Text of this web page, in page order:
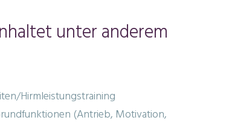
unter anderem
Hirmleistungstraining
(Antrieb, Motivation,